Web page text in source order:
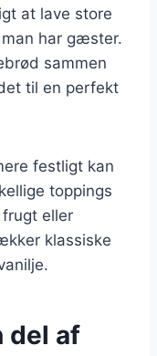
at lave store
har gæster.
sammen
til en perfekt
festligt kan
toppings
eller
klassiske
del af